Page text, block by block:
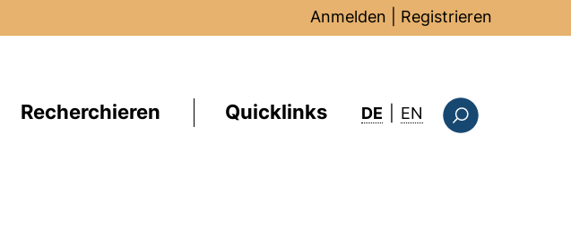
Anmelden Registrieren
Recherchieren Quicklinks DE EN : this page in